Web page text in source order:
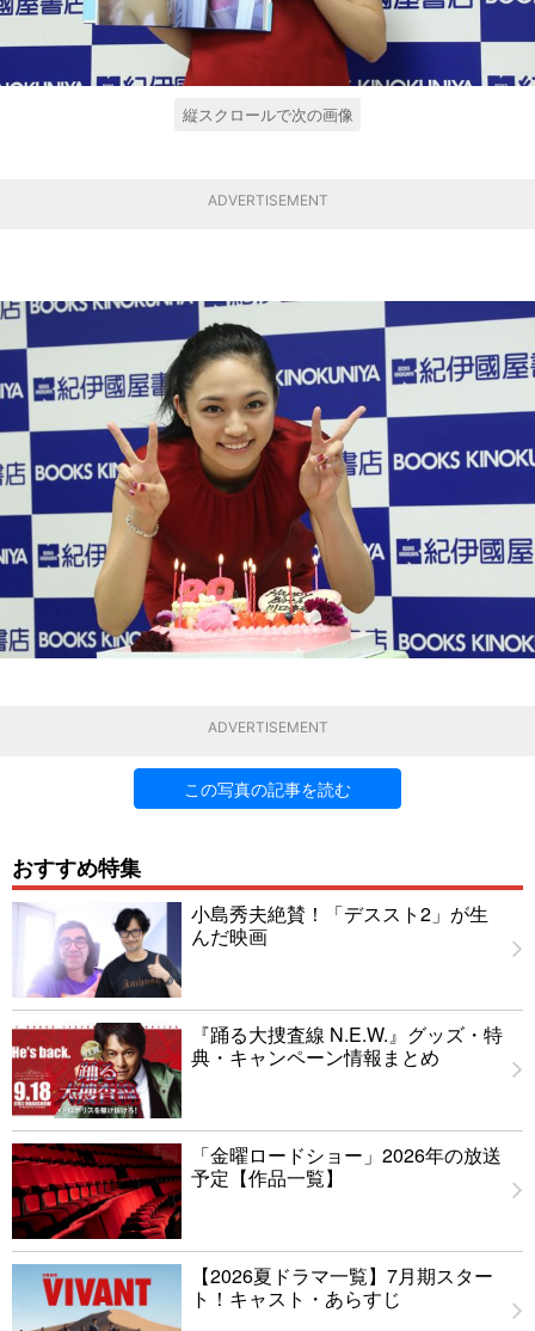
縦スクロールで次の画像
ADVERTISEMENT
ADVERTISEMENT
この写真の記事を読む
おすすめ特集
小島秀夫絶賛！「デススト2」が生
んだ映画
『踊る大捜査線 N.E.W.』グッズ・特
典・キャンペーン情報まとめ
「金曜ロードショー」2026年の放送
予定【作品一覧】
【2026夏ドラマ一覧】7月期スター
ト！キャスト・あらすじ